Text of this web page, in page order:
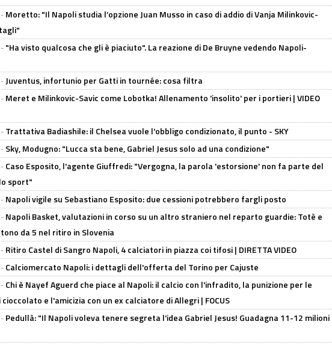
Moretto: "Il Napoli studia l’opzione Juan Musso in caso di addio di Vanja Milinkovic-
"Ha visto qualcosa che gli è piaciuto". La reazione di De Bruyne vedendo Napoli-
Juventus, infortunio per Gatti in tournée: cosa filtra
Meret e Milinkovic-Savic come Lobotka! Allenamento 'insolito' per i portieri | VIDEO
Trattativa Badiashile: il Chelsea vuole l'obbligo condizionato, il punto - SKY
Sky, Modugno: "Lucca sta bene, Gabriel Jesus solo ad una condizione"
Caso Esposito, l'agente Giuffredi: "Vergogna, la parola 'estorsione' non fa parte del
sport"
Napoli vigile su Sebastiano Esposito: due cessioni potrebbero fargli posto
Napoli Basket, valutazioni in corso su un altro straniero nel reparto guardie: Totè e
da 5 nel ritiro in Slovenia
Ritiro Castel di Sangro Napoli, 4 calciatori in piazza coi tifosi | DIRETTA VIDEO
Calciomercato Napoli: i dettagli dell'offerta del Torino per Cajuste
Chi è Nayef Aguerd che piace al Napoli: il calcio con l'infradito, la punizione per le
e l'amicizia con un ex calciatore di Allegri | FOCUS
Pedullà: "Il Napoli voleva tenere segreta l'idea Gabriel Jesus! Guadagna 11-12 milioni